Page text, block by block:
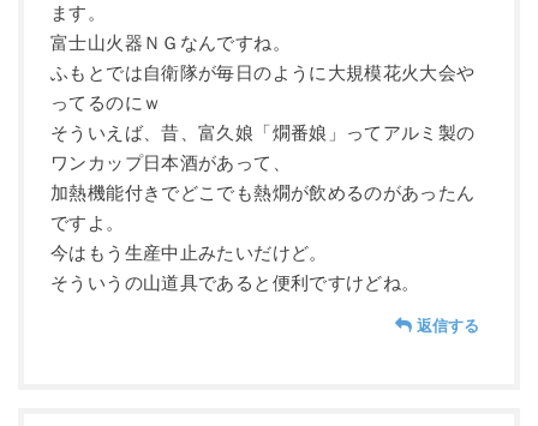
ます。
富士山火器ＮＧなんですね。
ふもとでは自衛隊が毎日のように大規模花火大会や
ってるのにｗ
そういえば、昔、富久娘「燗番娘」ってアルミ製の
ワンカップ日本酒があって、
加熱機能付きでどこでも熱燗が飲めるのがあったん
ですよ。
今はもう生産中止みたいだけど。
そういうの山道具であると便利ですけどね。
返信する